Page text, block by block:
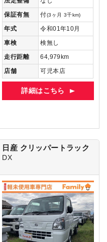
保証有無
付(3ヶ月 3千km)
年式
令和01年10月
車検
検無し
走行距離
64,979km
店舗
可児本店
詳細はこちら
日産 クリッパートラック
DX